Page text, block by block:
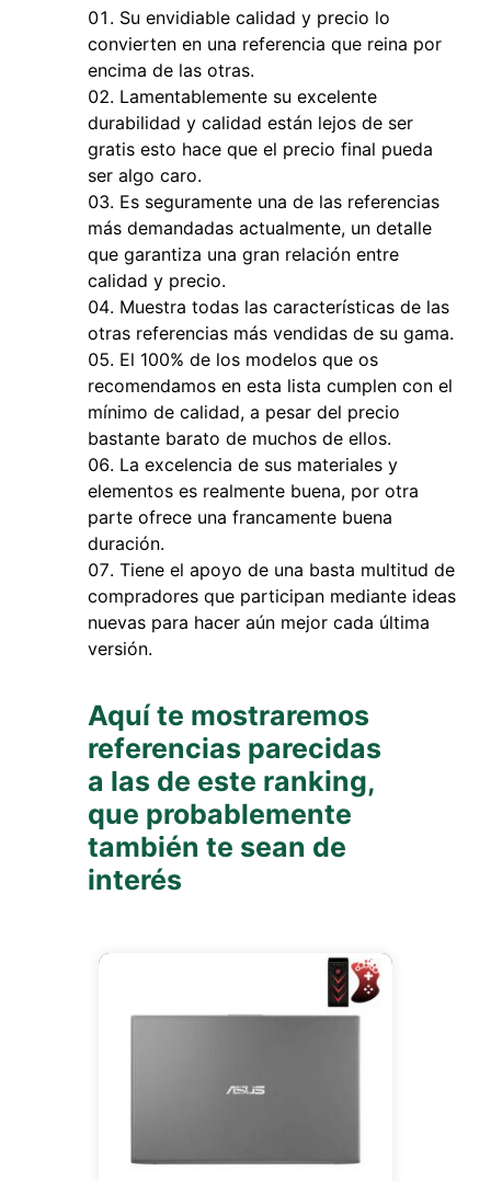
Su envidiable calidad y precio lo
convierten en una referencia que reina por
encima de las otras.
Lamentablemente su excelente
durabilidad y calidad están lejos de ser
gratis esto hace que el precio final pueda
ser algo caro.
Es seguramente una de las referencias
más demandadas actualmente, un detalle
que garantiza una gran relación entre
calidad y precio.
Muestra todas las características de las
otras referencias más vendidas de su gama.
El 100% de los modelos que os
recomendamos en esta lista cumplen con el
mínimo de calidad, a pesar del precio
bastante barato de muchos de ellos.
La excelencia de sus materiales y
elementos es realmente buena, por otra
parte ofrece una francamente buena
duración.
Tiene el apoyo de una basta multitud de
compradores que participan mediante ideas
nuevas para hacer aún mejor cada última
versión.
Aquí te mostraremos
referencias parecidas
a las de este ranking,
que probablemente
también te sean de
interés